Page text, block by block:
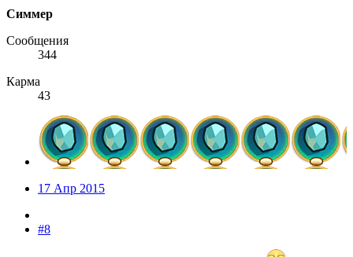
Симмер
Сообщения
344
Карма
43
17 Апр 2015
#8